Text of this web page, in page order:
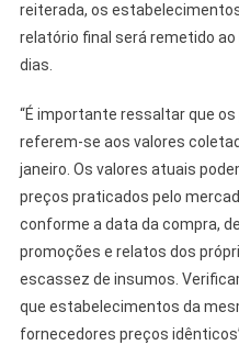
reiterada, os
relatório final será remetido
dias.
“É importante ressaltar que
referem-se aos valores
janeiro. Os valores atuais
preços praticados pelo
conforme a data da compra,
promoções e relatos dos
escassez de insumos.
que estabelecimentos da
fornecedores preços